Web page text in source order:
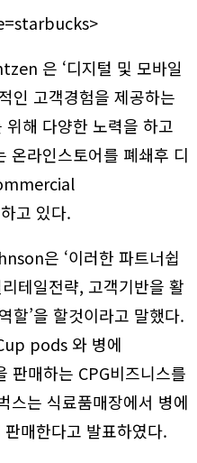
은 ‘디지털 및 모바일
인 고객경험을 제공하는
해 다양한 노력을 하고
온라인스토어를 폐쇄후 디
고 있다.
은 ‘이러한 파트너쉽
테일전략, 고객기반을 활
할’을 할것이라고 말했다.
pods 와 병에
매하는 CPG비즈니스를
스는 식료품매장에서 병에
매한다고 발표하였다.